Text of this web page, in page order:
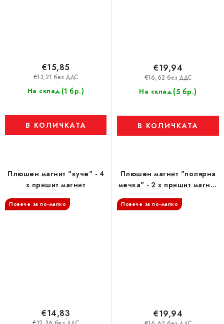
На склад (1 бр.)
€13,21 без ДДС
€15,85
В КОЛИЧКАТА
На склад (5 бр.)
€16,62 без ДДС
€19,94
В КОЛИЧКАТА
Плюшен магнит "куче" - 4
x пришит магнит
Повече за по-малко
€14,83
Плюшен магнит "полярна
мечка" - 2 x пришит магнит
за предните крака
Повече за по-малко
€19,94